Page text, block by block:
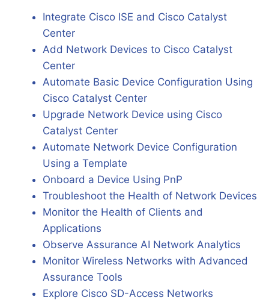
Integrate Cisco ISE and Cisco Catalyst
Center
Add Network Devices to Cisco Catalyst
Center
Automate Basic Device Configuration Using
Cisco Catalyst Center
Upgrade Network Device using Cisco
Catalyst Center
Automate Network Device Configuration
Using a Template
Onboard a Device Using PnP
Troubleshoot the Health of Network Devices
Monitor the Health of Clients and
Applications
Observe Assurance AI Network Analytics
Monitor Wireless Networks with Advanced
Assurance Tools
Explore Cisco SD-Access Networks